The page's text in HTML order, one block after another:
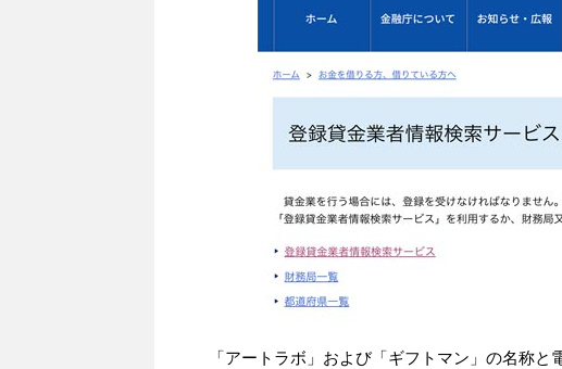
「アートラボ」および「ギフトマン」の名称と